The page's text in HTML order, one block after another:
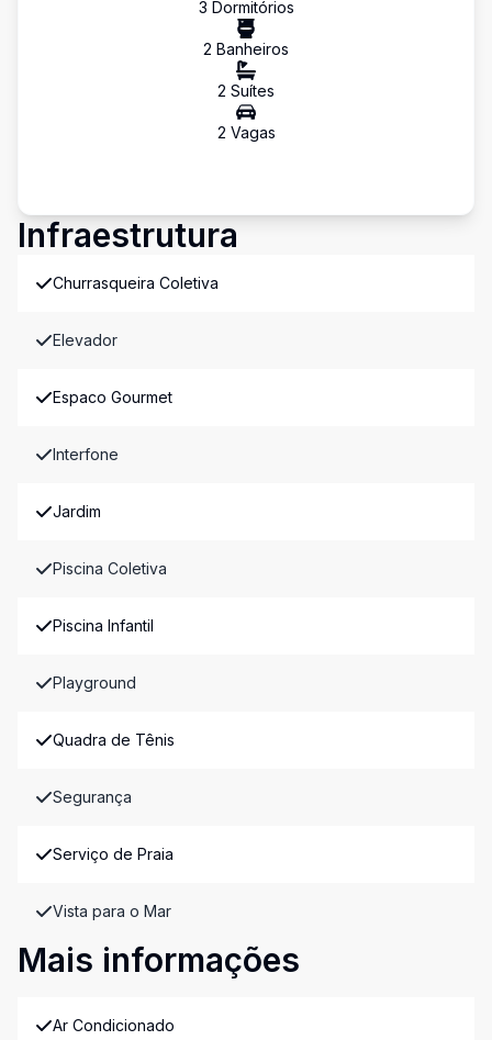
3 Dormitórios
2 Banheiros
2 Suítes
2 Vagas
Infraestrutura
Churrasqueira Coletiva
Elevador
Espaco Gourmet
Interfone
Jardim
Piscina Coletiva
Piscina Infantil
Playground
Quadra de Tênis
Segurança
Serviço de Praia
Vista para o Mar
Mais informações
Ar Condicionado